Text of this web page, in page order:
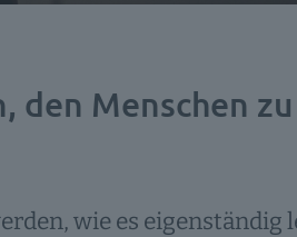
den Menschen zu
wie es eigenständig